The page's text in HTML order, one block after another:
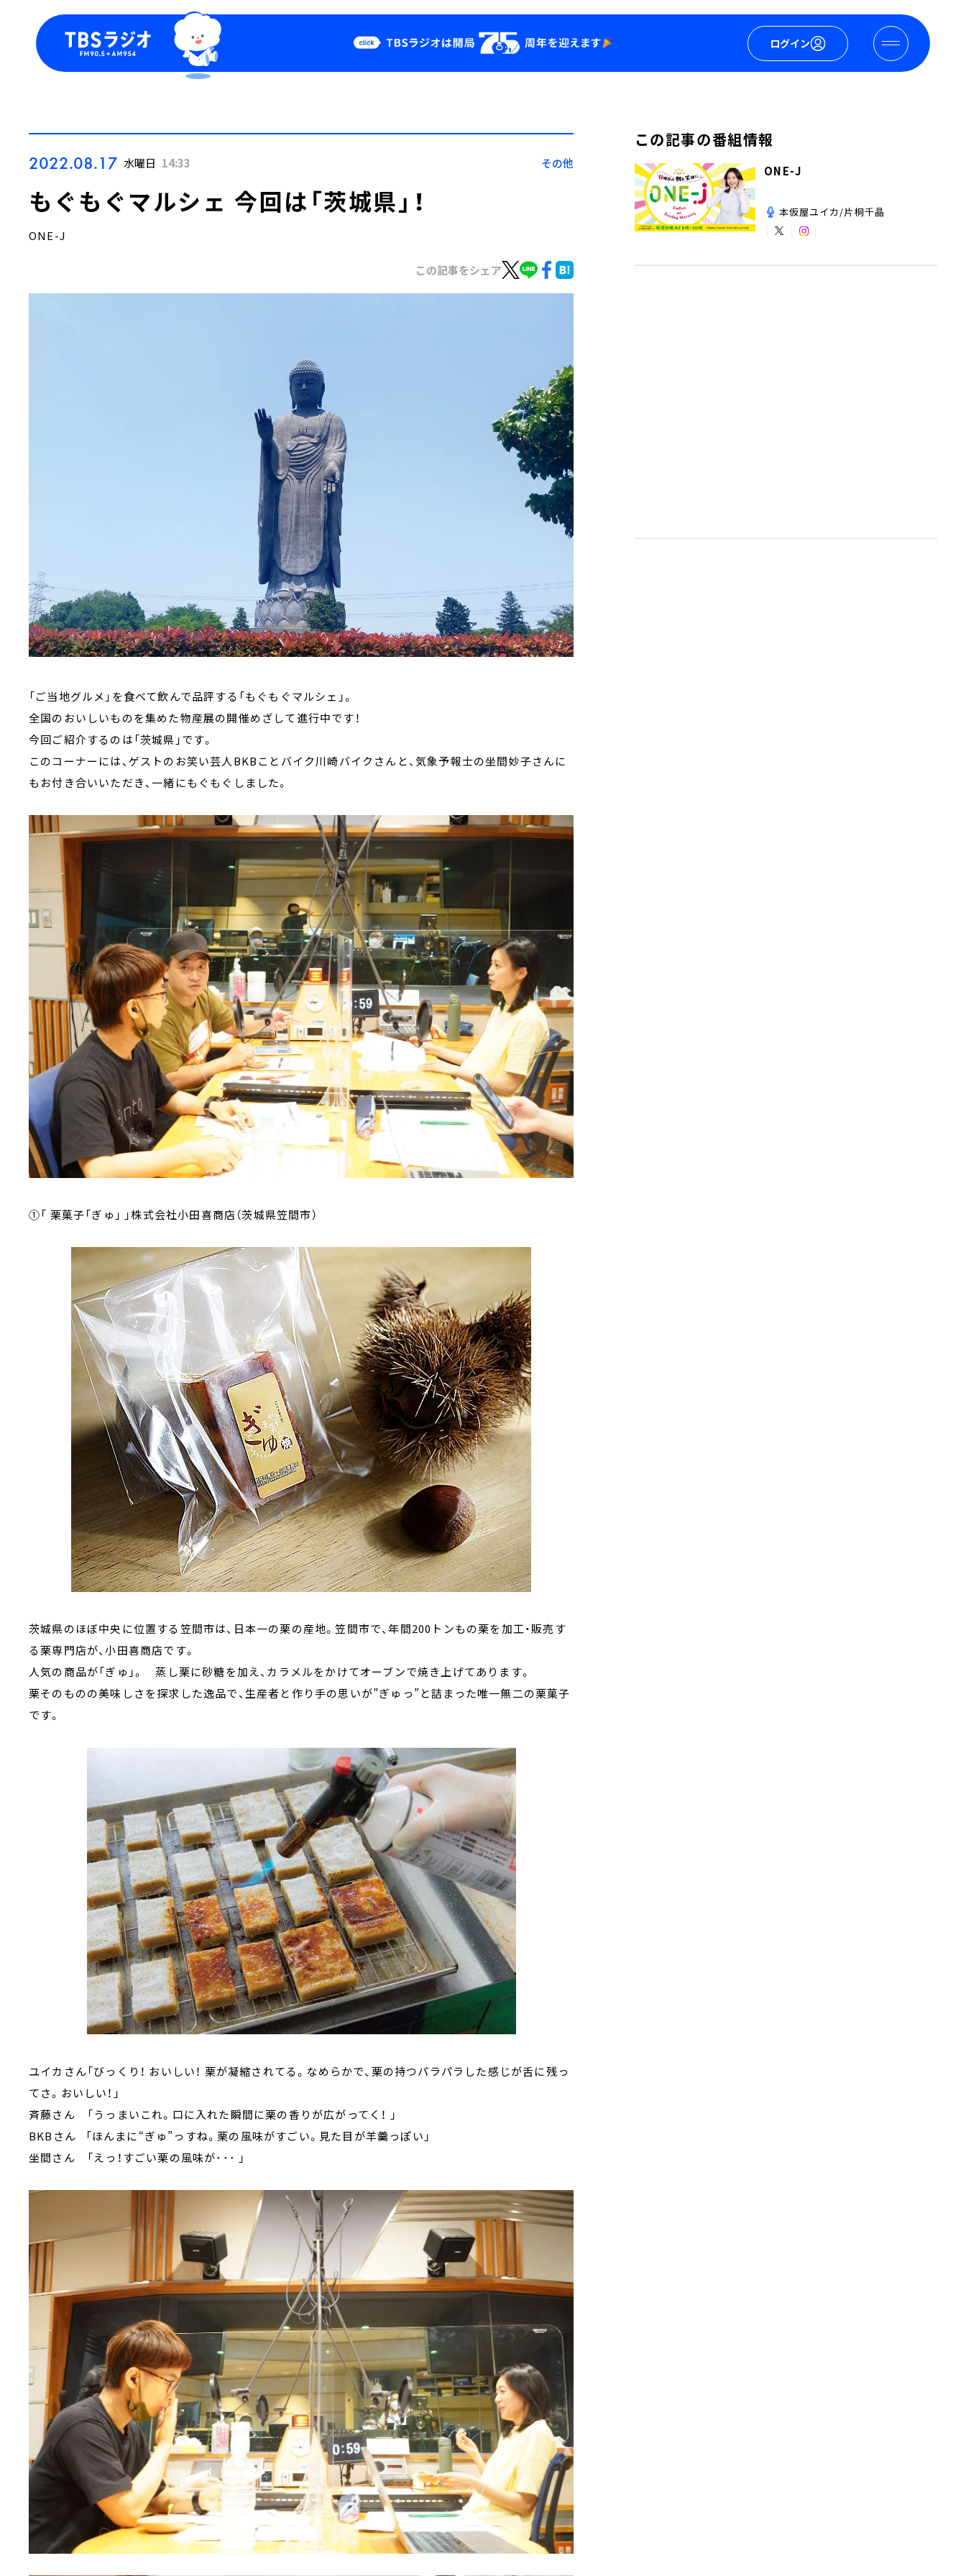
ログイン
Podcast
YouTube
2022.08.17 水曜日 14:33 その他
もぐもぐマルシェ 今回は「茨城県」！
ONE-J
この記事をシェア
「ご当地グルメ」を食べて飲んで品評する「もぐもぐマルシェ」。
全国のおいしいものを集めた物産展の開催めざして進行中です！
今回ご紹介するのは「茨城県」です。
このコーナーには、ゲストのお笑い芸人BKBことバイク川崎バイクさんと、気象予報士の坐間妙子さんに
もお付き合いいただき、一緒にもぐもぐしました。
①「 栗菓子「ぎゅ」 」株式会社小田喜商店（茨城県笠間市）
茨城県のほぼ中央に位置する笠間市は、日本一の栗の産地。笠間市で、年間200トンもの栗を加工・販売す
る栗専門店が、小田喜商店です。
人気の商品が「ぎゅ」。 蒸し栗に砂糖を加え、カラメルをかけてオーブンで焼き上げてあります。
栗そのものの美味しさを探求した逸品で、生産者と作り手の思いが”ぎゅっ”と詰まった唯一無二の栗菓子
です。
ユイカさん「びっくり！ おいしい！ 栗が凝縮されてる。なめらかで、栗の持つパラパラした感じが舌に残っ
てさ。おいしい！」
斉藤さん 「うっまいこれ。口に入れた瞬間に栗の香りが広がってく！ 」
BKBさん 「ほんまに“ぎゅ”っすね。栗の風味がすごい。見た目が羊羹っぽい」
坐間さん 「えっ！すごい栗の風味が･･･ 」
この記事の番組情報
ONE-J
本仮屋ユイカ/片桐千晶